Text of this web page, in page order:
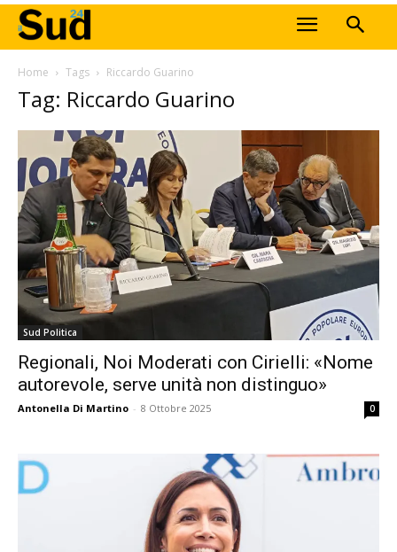
Home Tags Riccardo Guarino
Tag: Riccardo Guarino
Sud Politica
Regionali, Noi Moderati con Cirielli: «Nome
autorevole, serve unità non distinguo»
Antonella Di Martino - 8 Ottobre 2025 0